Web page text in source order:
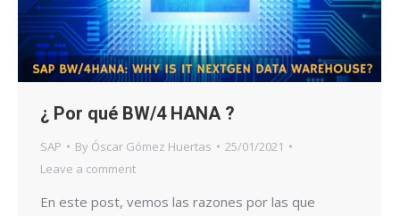
¿ Por qué BW/4 HANA ?
SAP By Óscar Gómez Huertas
25/01/2021
Leave a comment
En este post, vemos las razones por las que